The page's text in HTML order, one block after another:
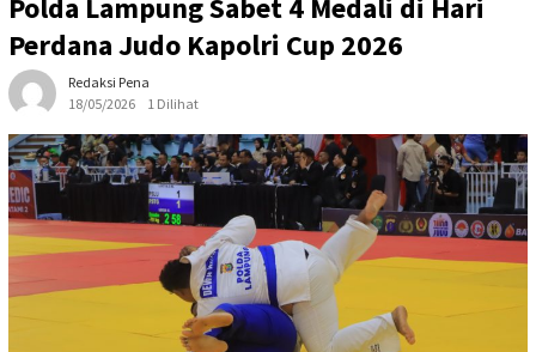
Polda Lampung Sabet 4 Medali di Hari
Perdana Judo Kapolri Cup 2026
Redaksi Pena
18/05/2026
1 Dilihat